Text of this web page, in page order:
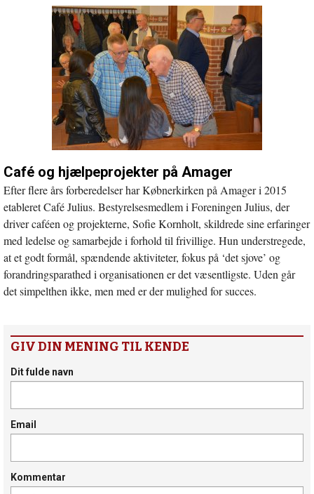
Café og hjælpeprojekter på Amager
Efter flere års forberedelser har Købnerkirken på Amager i 2015
etableret Café Julius. Bestyrelsesmedlem i Foreningen Julius, der
driver caféen og projekterne, Sofie Kornholt, skildrede sine erfaringer
med ledelse og samarbejde i forhold til frivillige. Hun understregede,
at et godt formål, spændende aktiviteter, fokus på ‘det sjove’ og
forandringsparathed i organisationen er det væsentligste. Uden går
det simpelthen ikke, men med er der mulighed for succes.
GIV DIN MENING TIL KENDE
Dit fulde navn
Email
Kommentar